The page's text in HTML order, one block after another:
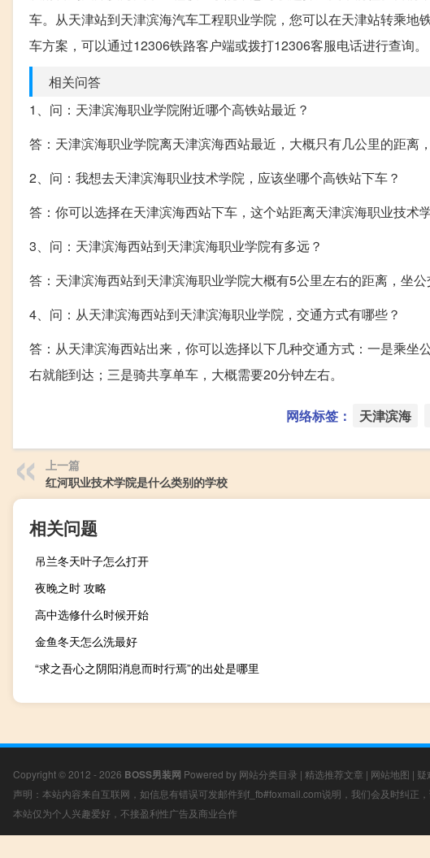
车。从天津站到天津滨海汽车工程职业学院，您可以在天津站转乘
车方案，可以通过12306铁路客户端或拨打12306客服电话进行查询。
相关问答
1、问：天津滨海职业学院附近哪个高铁站最近？
答：天津滨海职业学院离天津滨海西站最近，大概只有几公里的距离
2、问：我想去天津滨海职业技术学院，应该坐哪个高铁站下车？
答：你可以选择在天津滨海西站下车，这个站距离天津滨海职业技术
3、问：天津滨海西站到天津滨海职业学院有多远？
答：天津滨海西站到天津滨海职业学院大概有5公里左右的距离，坐公
4、问：从天津滨海西站到天津滨海职业学院，交通方式有哪些？
答：从天津滨海西站出来，你可以选择以下几种交通方式：一是乘
右就能到达；三是骑共享单车，大概需要20分钟左右。
网络标签： 天津滨海
上一篇
红河职业技术学院是什么类别的学校
相关问题
吊兰冬天叶子怎么打开
夜晚之时 攻略
高中选修什么时候开始
金鱼冬天怎么洗最好
“求之吾心之阴阳消息而时行焉”的出处是哪里
Copyright © 2012 - 2026 BOSS男装网 Powered by 网站分类目录 | 精选推荐文章 | 网站地图 | 疑
声明：本站内容来自互联网，如信息有错误可发邮件到f_fb#foxmail.com说明，我们会及时纠正
本站仅为个人兴趣爱好，不接盈利性广告及商业合作